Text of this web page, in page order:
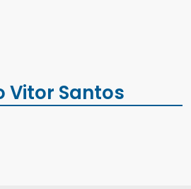
Vitor Santos